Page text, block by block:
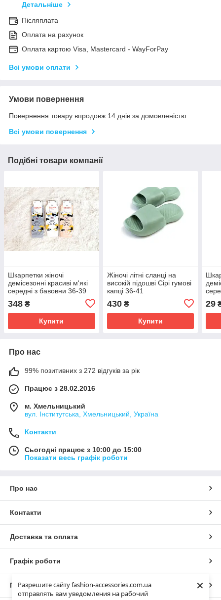
Разрешите сайту fashion-accessories.com.ua
отправлять вам уведомления на рабочий
×
Детальніше
Післяплата
Оплата на рахунок
Оплата картою Visa, Mastercard - WayForPay
Всі умови оплати
Умови повернення
Повернення товару впродовж 14 днів за домовленістю
Всі умови повернення
Подібні товари компанії
Шкарпетки жіночі
демісезонні красиві м'які
середні з бавовни 36-39
розмір 12 штук паковання
348 ₴
Купити
Жіночі літні сланці на
високій підошві Сірі гумові
капці 36-41
430₴
Купити
29
Про нас
99% позитивних з 272 відгуків за рік
Працює з 28.02.2016
м. Хмельницький
вул. Інститутська, Хмельницький, Україна
Контакти
Сьогодні працює з 10:00 до 15:00
Показати весь графік роботи
Про нас
Контакти
Доставка та оплата
Графік роботи
Повна версія сайту